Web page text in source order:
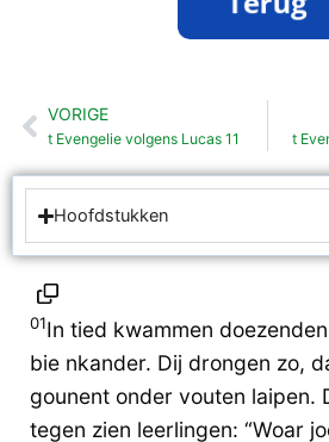
Vorige
VORIGE
t Evengelie volgens Lucas 11 t
Hoofdstukken
01In tied kwammen
bie nkander. Dij drongen zo,
gounent onder vouten laipen.
tegen zien leerlingen: “Woar